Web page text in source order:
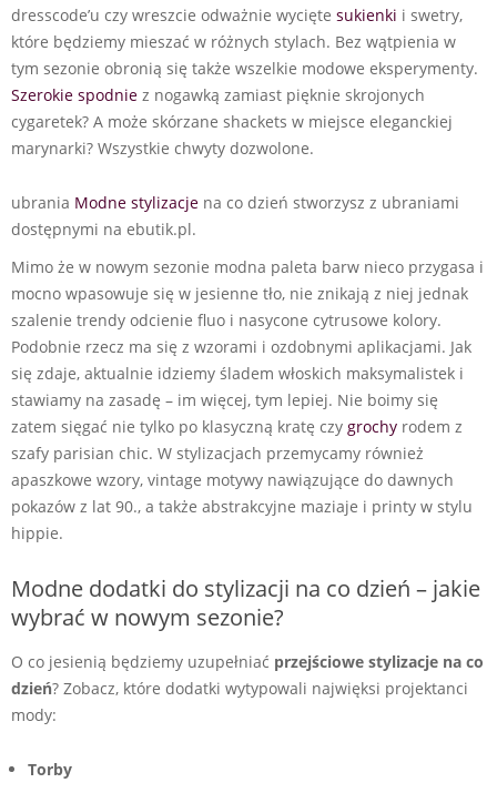
dresscode’u czy wreszcie odważnie wycięte sukienki i swetry,
które będziemy mieszać w różnych stylach. Bez wątpienia w
tym sezonie obronią się także wszelkie modowe eksperymenty.
Szerokie spodnie z nogawką zamiast pięknie skrojonych
cygaretek? A może skórzane shackets w miejsce eleganckiej
marynarki? Wszystkie chwyty dozwolone.
ubrania Modne stylizacje na co dzień stworzysz z ubraniami
dostępnymi na ebutik.pl.
Mimo że w nowym sezonie modna paleta barw nieco przygasa i
mocno wpasowuje się w jesienne tło, nie znikają z niej jednak
szalenie trendy odcienie fluo i nasycone cytrusowe kolory.
Podobnie rzecz ma się z wzorami i ozdobnymi aplikacjami. Jak
się zdaje, aktualnie idziemy śladem włoskich maksymalistek i
stawiamy na zasadę – im więcej, tym lepiej. Nie boimy się
zatem sięgać nie tylko po klasyczną kratę czy grochy rodem z
szafy parisian chic. W stylizacjach przemycamy również
apaszkowe wzory, vintage motywy nawiązujące do dawnych
pokazów z lat 90., a także abstrakcyjne maziaje i printy w stylu
hippie.
Modne dodatki do stylizacji na co dzień – jakie
wybrać w nowym sezonie?
O co jesienią będziemy uzupełniać przejściowe stylizacje na co
dzień? Zobacz, które dodatki wytypowali najwięksi projektanci
mody:
Torby